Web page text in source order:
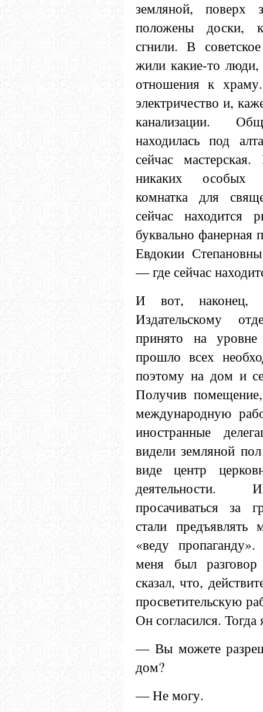
земляной, поверх
положены доски,
сгнили. В
жили какие-то
отношения к
электричество и,
канализации.
находилась под
сейчас
никаких особых
комнатка для
сейчас
буквально фанерная
Евдокии
— где сейчас
И вот, наконец,
Издательскому
принято на
прошло всех
поэтому на дом и
Получив
международную
иностранные
видели земляной
виде центр
деятельности.
просачиваться за
стали
«веду
меня был
сказал, что,
просветительскую
Он согласился.
— Вы можете
дом?
— Не могу.